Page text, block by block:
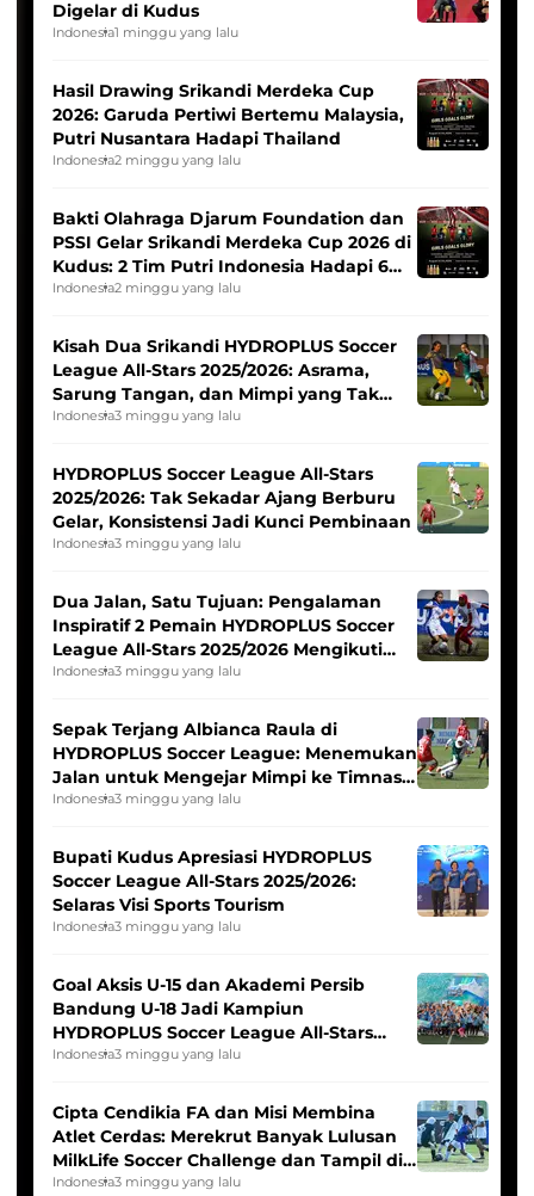
Digelar di Kudus
Indonesia1 minggu yang lalu
Hasil Drawing Srikandi Merdeka Cup
2026: Garuda Pertiwi Bertemu Malaysia,
Putri Nusantara Hadapi Thailand
Indonesia2 minggu yang lalu
Bakti Olahraga Djarum Foundation dan
PSSI Gelar Srikandi Merdeka Cup 2026 di
Kudus: 2 Tim Putri Indonesia Hadapi 6
Tim Asia
Indonesia2 minggu yang lalu
Kisah Dua Srikandi HYDROPLUS Soccer
League All-Stars 2025/2026: Asrama,
Sarung Tangan, dan Mimpi yang Tak
Pernah Padam
Indonesia3 minggu yang lalu
HYDROPLUS Soccer League All-Stars
2025/2026: Tak Sekadar Ajang Berburu
Gelar, Konsistensi Jadi Kunci Pembinaan
Indonesia3 minggu yang lalu
Dua Jalan, Satu Tujuan: Pengalaman
Inspiratif 2 Pemain HYDROPLUS Soccer
League All-Stars 2025/2026 Mengikuti
Seleksi Timnas Indonesia Putri
Indonesia3 minggu yang lalu
Sepak Terjang Albianca Raula di
HYDROPLUS Soccer League: Menemukan
Jalan untuk Mengejar Mimpi ke Timnas
Indonesia Putri
Indonesia3 minggu yang lalu
Bupati Kudus Apresiasi HYDROPLUS
Soccer League All-Stars 2025/2026:
Selaras Visi Sports Tourism
Indonesia3 minggu yang lalu
Goal Aksis U-15 dan Akademi Persib
Bandung U-18 Jadi Kampiun
HYDROPLUS Soccer League All-Stars
2025/2026
Indonesia3 minggu yang lalu
Cipta Cendikia FA dan Misi Membina
Atlet Cerdas: Merekrut Banyak Lulusan
MilkLife Soccer Challenge dan Tampil di
HYDROPLUS Soccer League
Indonesia3 minggu yang lalu